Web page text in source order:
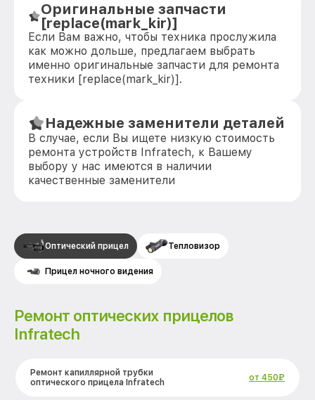
Оригинальные запчасти
[replace(mark_kir)]
Если Вам важно, чтобы техника прослужила
как можно дольше, предлагаем выбрать
именно оригинальные запчасти для ремонта
техники [replace(mark_kir)].
Надежные заменители деталей
В случае, если Вы ищете низкую стоимость
ремонта устройств Infratech, к Вашему
выбору у нас имеются в наличии
качественные заменители
Оптический прицел Тепловизор
Прицел ночного видения
Ремонт оптических прицелов
Infratech
Ремонт капиллярной трубки
оптического прицела Infratech
от 450₽